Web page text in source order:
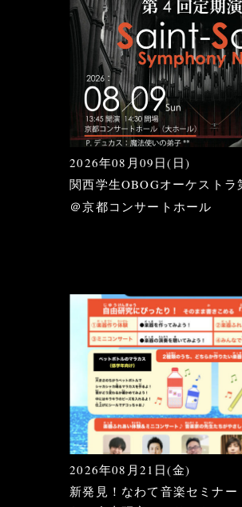
2026年08月09日(日)
関西学生OBOGオーケストラ
＠京都コンサートホール
2026年08月21日(金)
新発見！なわて音楽セミナ